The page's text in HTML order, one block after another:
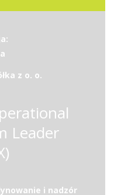
z o. o.
Leader
i nadzór